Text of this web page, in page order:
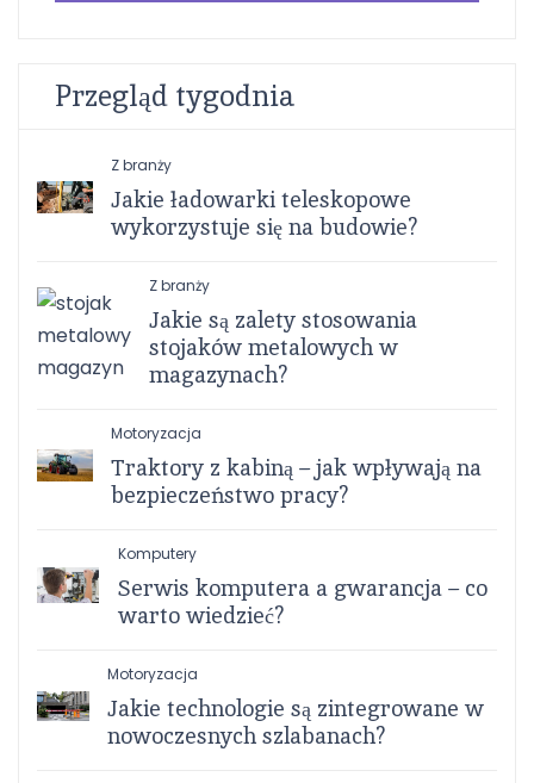
Przegląd tygodnia
Z branży
Jakie ładowarki teleskopowe
wykorzystuje się na budowie?
Z branży
Jakie są zalety stosowania
stojaków metalowych w
magazynach?
Motoryzacja
Traktory z kabiną – jak wpływają na
bezpieczeństwo pracy?
Komputery
Serwis komputera a gwarancja – co
warto wiedzieć?
Motoryzacja
Jakie technologie są zintegrowane w
nowoczesnych szlabanach?